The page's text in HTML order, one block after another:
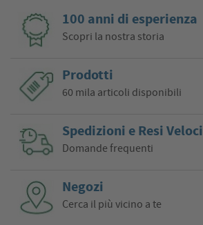
100 anni di esperienza
Scopri la nostra storia
Prodotti
60 mila articoli disponibili
Spedizioni e Resi Veloci
Domande frequenti
Negozi
Cerca il più vicino a te